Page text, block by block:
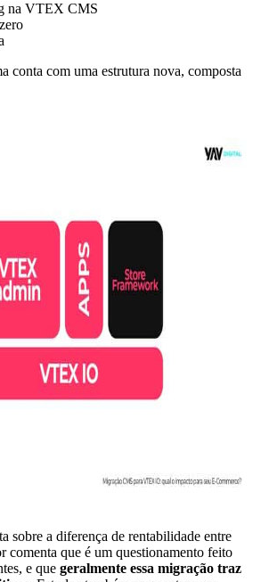
na VTEX CMS
conta com uma estrutura nova, composta
sobre a diferença de rentabilidade entre
que é um questionamento feito
e que geralmente essa migração traz